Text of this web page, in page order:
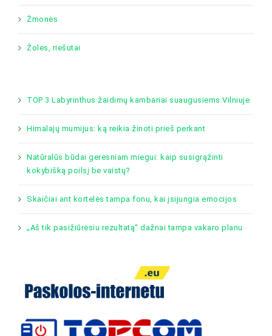
Žmonės
Žolės, riešutai
TOP 3 Labyrinthus žaidimų kambariai suaugusiems Vilniuje
Himalajų mumijus: ką reikia žinoti prieš perkant
Natūralūs būdai geresniam miegui: kaip susigrąžinti
kokybišką poilsį be vaistų?
Skaičiai ant kortelės tampa fonu, kai įsijungia emocijos
„Aš tik pasižiūrėsiu rezultatą“ dažnai tampa vakaro planu